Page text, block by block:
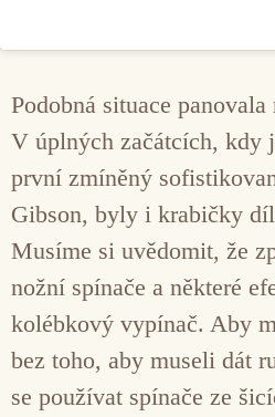
Podobná situace
V úplných začátcích, kdy
první zmíněný
Gibson, byly i krabičky
Musíme si uvědomit, že
nožní spínače a některé
kolébkový vypínač. Aby
bez toho, aby museli dát
se používat spínače ze